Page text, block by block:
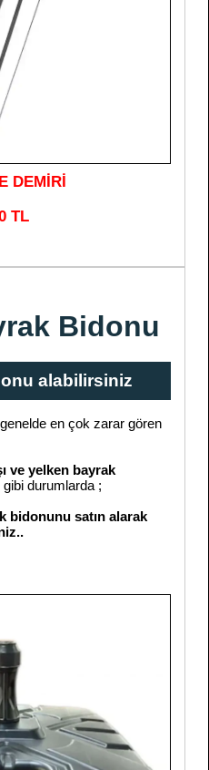
DEMİRİ
TL
Bidonu
alabilirsiniz
en çok zarar gören
ve yelken bayrak
gibi durumlarda ;
satın alarak